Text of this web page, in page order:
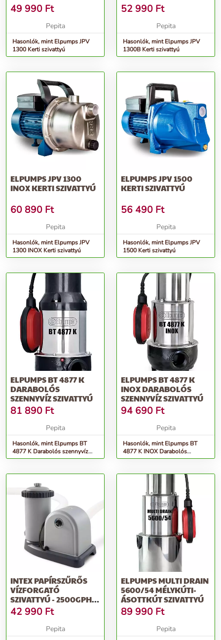
49 990 Ft
Pepita
Hasonlók, mint Elpumps JPV
1300 Kerti szivattyú
52 990 Ft
Pepita
Hasonlók, mint Elpumps JPV
1300B Kerti szivattyú
ELPUMPS JPV 1300
INOX KERTI SZIVATTYÚ
60 890 Ft
Pepita
Hasonlók, mint Elpumps JPV
1300 INOX Kerti szivattyú
ELPUMPS JPV 1500
KERTI SZIVATTYÚ
56 490 Ft
Pepita
Hasonlók, mint Elpumps JPV
1500 Kerti szivattyú
ELPUMPS BT 4877 K
DARABOLÓS
SZENNYVÍZ SZIVATTYÚ
81 890 Ft
Pepita
Hasonlók, mint Elpumps BT
4877 K Darabolós szennyvíz
szivattyú
ELPUMPS BT 4877 K
INOX DARABOLÓS
SZENNYVÍZ SZIVATTYÚ
94 690 Ft
Pepita
Hasonlók, mint Elpumps BT
4877 K INOX Darabolós
szennyvíz szivattyú
INTEX PAPÍRSZŰRŐS
VÍZFORGATÓ
SZIVATTYÚ - 2500GPH
(28634GS)
42 990 Ft
Pepita
ELPUMPS MULTI DRAIN
5600/54 MÉLYKÚTI-
ÁSOTTKÚT SZIVATTYÚ
89 990 Ft
Pepita